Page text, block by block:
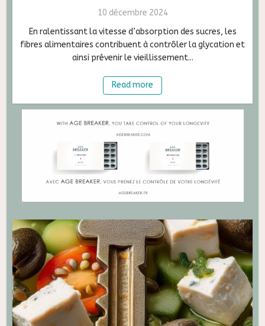
10 décembre 2024
En ralentissant la vitesse d’absorption des sucres, les
fibres alimentaires contribuent à contrôler la glycation et
ainsi prévenir le vieillissement...
Read more